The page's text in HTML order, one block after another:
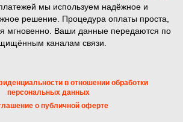
мы используем надёжное и
решение. Процедура оплаты проста,
мгновенно. Ваши данные передаются по
каналам связи.
в отношении обработки
персональных данных
о публичной оферте